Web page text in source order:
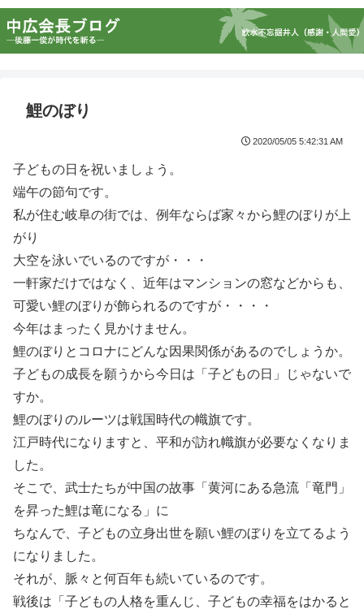
鯉のぼり
2020/05/05 5:42:31 AM
子どもの日を祝いましょう。
端午の節句です。
私が住む岐阜の街では、例年ならば家々から鯉のぼりが上
がり
大空を泳いでいるのですが・・・
一軒家だけではなく、近年はマンションの窓などからも、
可愛い鯉のぼりが飾られるのですが・・・・
今年はまったく見かけません。
鯉のぼりとコロナにどんな因果関係があるのでしょうか。
子どもの成長を願うから今日は「子どもの日」じゃないで
すか。
鯉のぼりのルーツは戦国時代の幟旗です。
江戸時代になりますと、平和が訪れ幟旗が必要なくなりま
した。
そこで、武士たちが中国の故事「黄河にある急流「竜門」
を昇った鯉は竜になる」に
ちなんで、子どもの立身出世を願い鯉のぼりを立てるよう
になりました。
それが、脈々と何百年も続いているのです。
戦後は「子どもの人格を重んじ、子どもの幸福をはかると